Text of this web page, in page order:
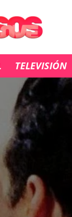
TELEVISIÓN